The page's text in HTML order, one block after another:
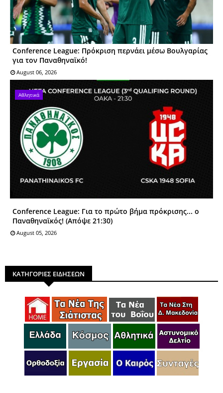
Conference League: Πρόκριση περνάει μέσω Βουλγαρίας
για τον Παναθηναϊκό!
August 06, 2026
Αθλητικά
Conference League: Για το πρώτο βήμα πρόκρισης... ο
Παναθηναϊκός! (Απόψε 21:30)
August 05, 2026
ΚΑΤΗΓΟΡΙΕΣ ΕΙΔΗΣΕΩΝ